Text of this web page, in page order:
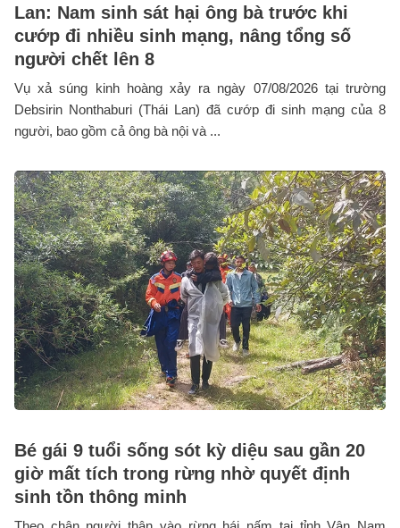
Lan: Nam sinh sát hại ông bà trước khi
cướp đi nhiều sinh mạng, nâng tổng số
người chết lên 8
Vụ xả súng kinh hoàng xảy ra ngày 07/08/2026 tại trường
Debsirin Nonthaburi (Thái Lan) đã cướp đi sinh mạng của 8
người, bao gồm cả ông bà nội và ...
Bé gái 9 tuổi sống sót kỳ diệu sau gần 20
giờ mất tích trong rừng nhờ quyết định
sinh tồn thông minh